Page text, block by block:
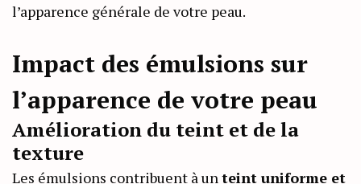
l’apparence générale de votre peau.
Impact des émulsions sur
l’apparence de votre peau
Amélioration du teint et de la
texture
Les émulsions contribuent à unteint uniforme et